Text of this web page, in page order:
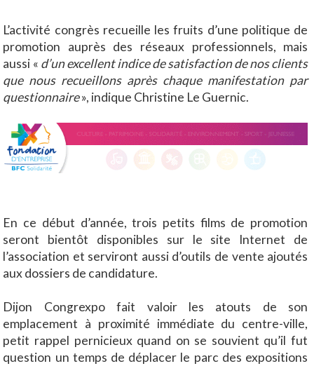
L’activité congrès recueille les fruits d’une politique de
promotion auprès des réseaux professionnels, mais
aussi « d’un excellent indice de satisfaction de nos clients
que nous recueillons après chaque manifestation par
questionnaire», indique Christine Le Guernic.
En ce début d’année, trois petits films de promotion
seront bientôt disponibles sur le site Internet de
l’association et serviront aussi d’outils de vente ajoutés
aux dossiers de candidature.
Dijon Congrexpo fait valoir les atouts de son
emplacement à proximité immédiate du centre-ville,
petit rappel pernicieux quand on se souvient qu’il fut
question un temps de déplacer le parc des expositions